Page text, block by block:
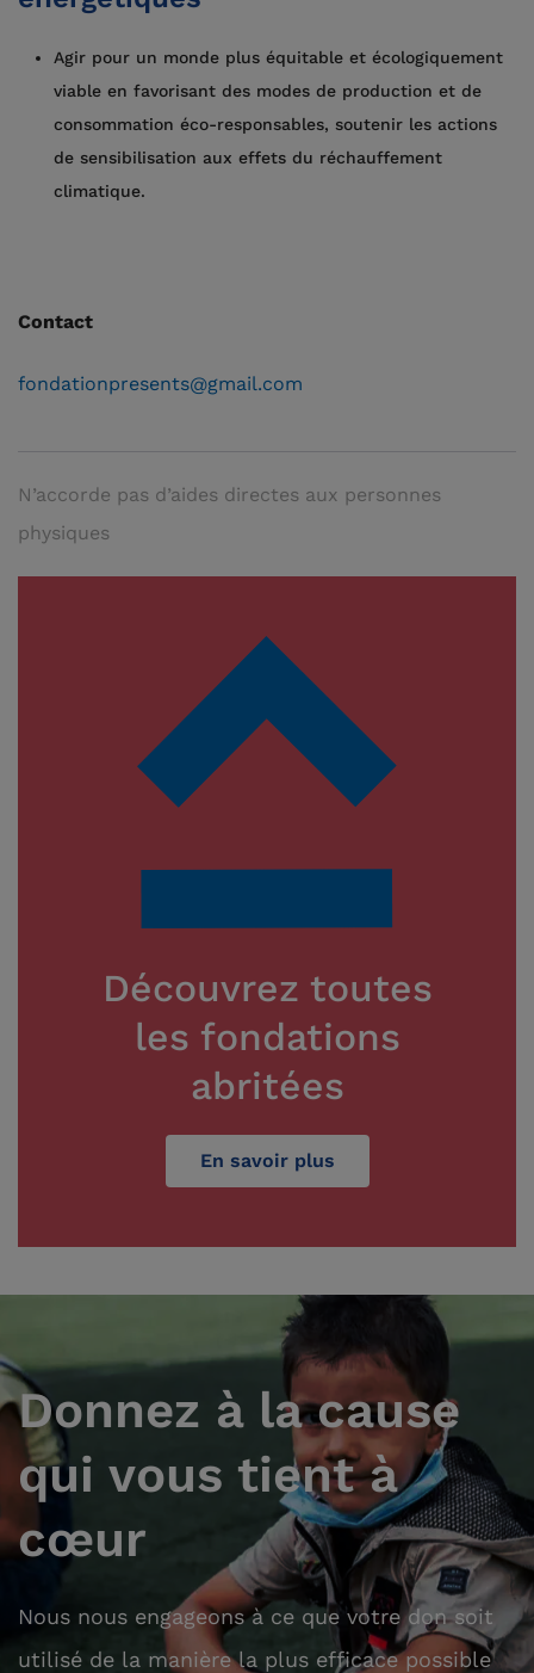
Agir pour un monde plus équitable et écologiquement
viable en favorisant des modes de production et de
consommation éco-responsables, soutenir les actions
de sensibilisation aux effets du réchauffement
climatique.
Contact
fondationpresents@gmail.com
N’accorde pas d’aides directes aux personnes
physiques
Découvrez toutes
les fondations
abritées
En savoir plus
Donnez à la cause
qui vous tient à
cœur
Nous nous engageons à ce que votre don soit
utilisé de la manière la plus efficace possible